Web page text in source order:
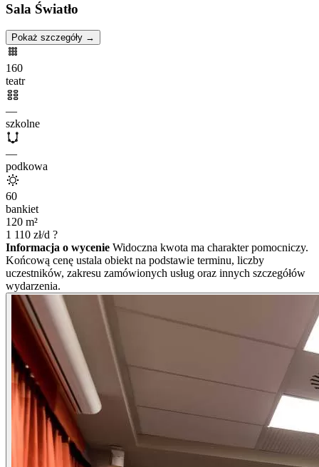
Sala Światło
Pokaż szczegóły →
160
teatr
—
szkolne
—
podkowa
60
bankiet
120 m²
1 110 zł/d ?
Informacja o wycenie Widoczna kwota ma charakter pomocniczy.
Końcową cenę ustala obiekt na podstawie terminu, liczby
uczestników, zakresu zamówionych usług oraz innych szczegółów
wydarzenia.